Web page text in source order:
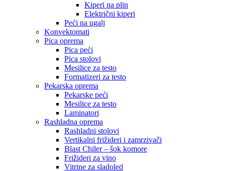
Kiperi na plin
Električni kiperi
Peći na ugalj
Konvektomati
Pica oprema
Pica peći
Pica stolovi
Mesilice za testo
Formatizeri za testo
Pekarska oprema
Pekarske peći
Mesilice za testo
Laminatori
Rashladna oprema
Rashladni stolovi
Vertikalni frižideri i zamrzivači
Blast Chiler – šok komore
Frižideri za vino
Vitrine za sladoled